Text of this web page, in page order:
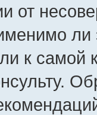
от
ли
к самой